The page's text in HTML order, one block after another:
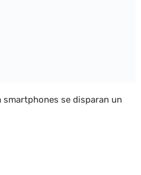
smartphones se disparan un